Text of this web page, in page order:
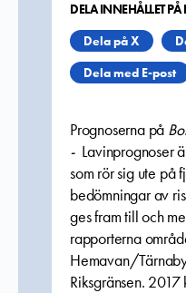
DELA INNEHÅLLET
Dela på X
Dela med E-post
Prognoserna på
- Lavinprognoser
som rör sig ute på
bedömningar av
ges fram till och
rapporterna
Hemavan/
Riksgränsen.